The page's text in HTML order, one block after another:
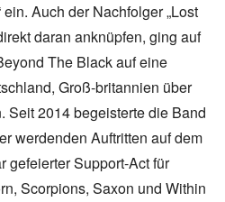
Auch der Nachfolger „Lost
daran anknüpfen, ging auf
The Black auf eine
Groß-britannien über
Seit 2014 begeisterte die Band
werdenden Auftritten auf dem
gefeierter Support-Act für
Scorpions, Saxon und Within